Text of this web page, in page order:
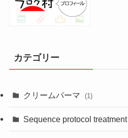
カテゴリー
クリームパーマ (1)
Sequence protocol treatment